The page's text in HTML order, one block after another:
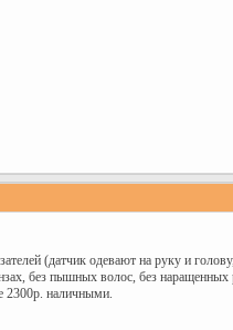
(датчик одевают на руку и
без пышных волос, без
2300р. наличными.